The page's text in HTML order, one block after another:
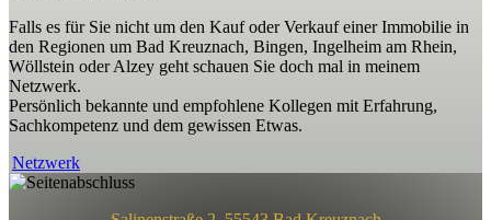
Falls es für Sie nicht um den Kauf oder Verkauf einer Immobilie in
den Regionen um Bad Kreuznach, Bingen, Ingelheim am Rhein,
Wöllstein oder Alzey geht schauen Sie doch mal in meinem
Netzwerk.
Persönlich bekannte und empfohlene Kollegen mit Erfahrung,
Sachkompetenz und dem gewissen Etwas.
Netzwerk